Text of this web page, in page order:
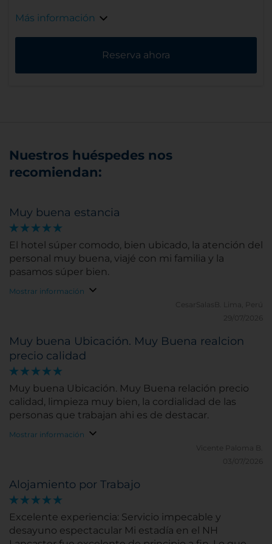
Más información
Reserva ahora
Nuestros huéspedes nos
recomiendan:
Muy buena estancia
El hotel súper comodo, bien ubicado, la atención del
personal muy buena, viajé con mi familia y la
pasamos súper bien.
Mostrar información
CesarSalasB.
Lima, Perú
29/07/2026
Muy buena Ubicación. Muy Buena realcion
precio calidad
Muy buena Ubicación. Muy Buena relación precio
calidad, limpieza muy bien, la cordialidad de las
personas que trabajan ahi es de destacar.
Mostrar información
Vicente Paloma B.
03/07/2026
Alojamiento por Trabajo
Excelente experiencia: Servicio impecable y
desayuno espectacular Mi estadía en el NH